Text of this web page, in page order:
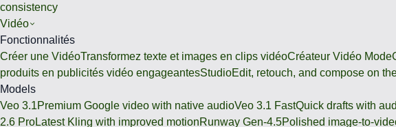
consistency
Vidéo
Fonctionnalités
Créer une VidéoTransformez texte et images en clips vidéoCréateur Vidéo Mode
produits en publicités vidéo engageantesStudioEdit, retouch, and compose on
Models
Veo 3.1Premium Google video with native audioVeo 3.1 FastQuick drafts with
2.6 ProLatest Kling with improved motionRunway Gen-4.5Polished image-to-